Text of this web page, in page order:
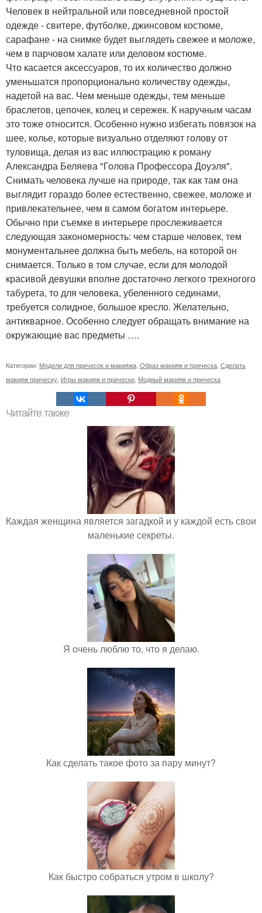
Человек в нейтральной или повседневной простой
одежде - свитере, футболке, джинсовом костюме,
сарафане - на снимке будет выглядеть свежее и моложе,
чем в парчовом халате или деловом костюме.
Что касается аксессуаров, то их количество должно
уменьшатся пропорционально количеству одежды,
надетой на вас. Чем меньше одежды, тем меньше
браслетов, цепочек, колец и сережек. К наручным часам
это тоже относится. Особенно нужно избегать повязок на
шее, колье, которые визуально отделяют голову от
туловища, делая из вас иллюстрацию к роману
Александра Беляева "Голова Профессора Доуэля".
Снимать человека лучше на природе, так как там она
выглядит гораздо более естественно, свежее, моложе и
привлекательнее, чем в самом богатом интерьере.
Обычно при съемке в интерьере прослеживается
следующая закономерность: чем старше человек, тем
монументальнее должна быть мебель, на которой он
снимается. Только в том случае, если для молодой
красивой девушки вполне достаточно легкого трехногого
табурета, то для человека, убеленного сединами,
требуется солидное, большое кресло. Желательно,
антикварное. Особенно следует обращать внимание на
окружающие вас предметы ….
Категории: Модели для причесок и макияжа Образ макияж и прическа Сделать
макияж прическу Игры макияж и прически Модный макияж и прическа
Читайте также
Каждая женщина является загадкой и у каждой есть свои
маленькие секреты.
Я очень люблю то, что я делаю.
Как сделать такое фото за пару минут?
Как быстро собраться утром в школу?